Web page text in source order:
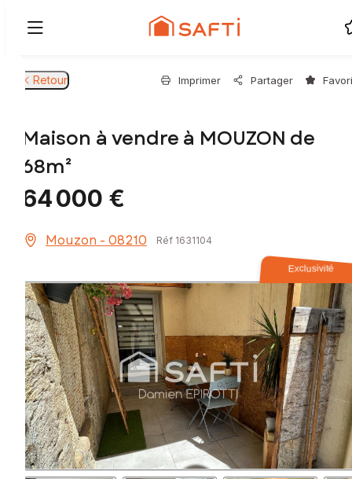
Retour Imprimer Partager
Maison à vendre à MOUZON de
68m²
64 000 €
Mouzon - 08210 Réf 1631104
Exclusivité